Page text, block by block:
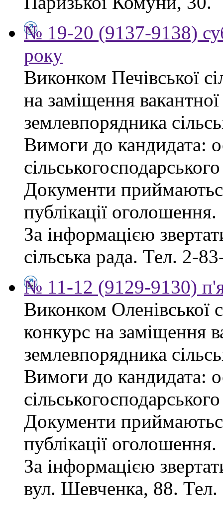
№ 19-20 (9137-9138)
року
Виконком Печівської
на заміщення
землевпорядника
Вимоги до кандидата:
Документи
публікації оголошення.
За інформацією
сільська рада. Тел. 2-
№ 11-12 (9129-9130)
Виконком Оленівської
конкурс на заміщення
землевпорядника
Вимоги до кандидата:
Документи
публікації оголошення.
За інформацією
вул. Шевченка, 88.